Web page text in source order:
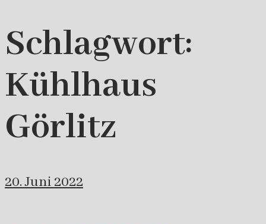
Schlagwort:
Kühlhaus
Görlitz
20. Juni 2022